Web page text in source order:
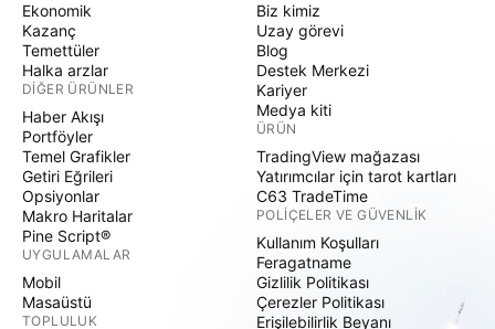
Ekonomik
Kazanç
Temettüler
Halka arzlar
DIĞER ÜRÜNLER
Haber Akışı
Portföyler
Temel Grafikler
Getiri Eğrileri
Opsiyonlar
Makro Haritalar
Pine Script®
UYGULAMALAR
Mobil
Masaüstü
TOPLULUK
Biz kimiz
Uzay görevi
Blog
Destek Merkezi
Kariyer
Medya kiti
ÜRÜN
TradingView mağazası
Yatırımcılar için tarot kartları
C63 TradeTime
POLIÇELER VE GÜVENLIK
Kullanım Koşulları
Feragatname
Gizlilik Politikası
Çerezler Politikası
Erişilebilirlik Beyanı